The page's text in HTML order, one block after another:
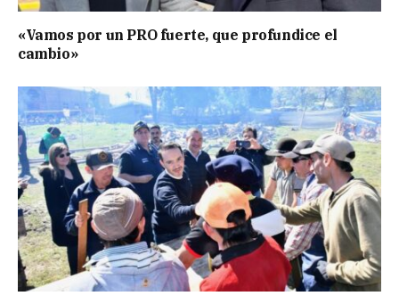
«Vamos por un PRO fuerte, que profundice el
cambio»